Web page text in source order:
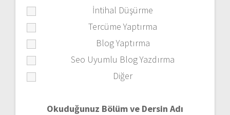
İntihal Düşürme
Tercüme Yaptırma
Blog Yaptırma
Seo Uyumlu Blog Yazdırma
Diğer
Okuduğunuz Bölüm ve Dersin Adı